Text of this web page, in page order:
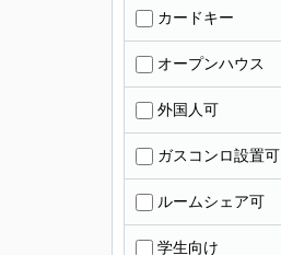
カードキー
オープンハウス
外国人可
ガスコンロ設置可
ルームシェア可
学生向け